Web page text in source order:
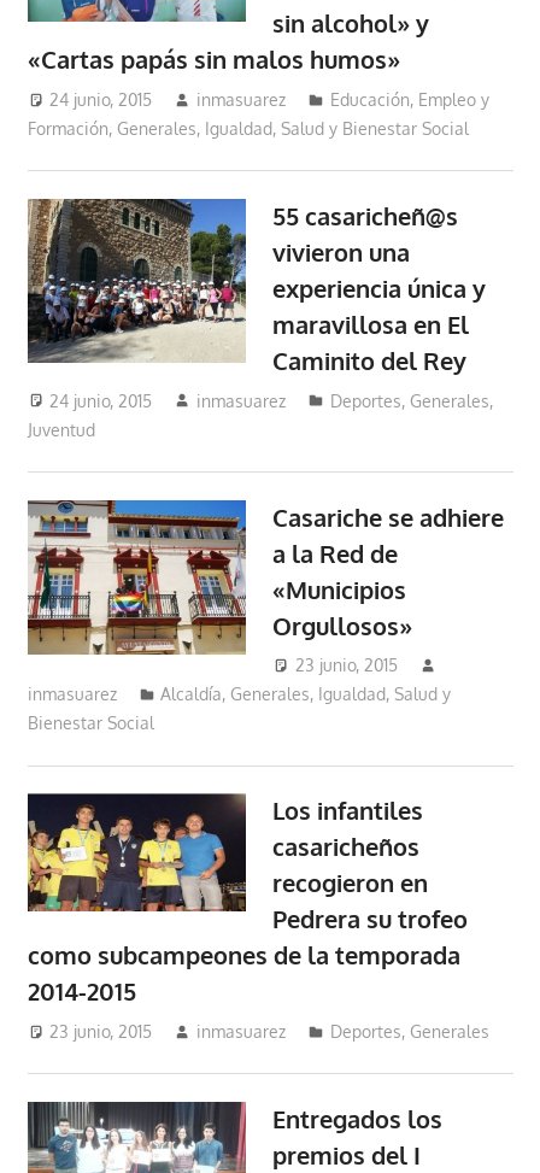
sin alcohol» y
«Cartas papás sin malos humos»
24 junio, 2015 inmasuarez
Educación, Empleo y
Formación, Generales, Igualdad, Salud y Bienestar Social
55 casaricheñ@s
vivieron una
experiencia única y
maravillosa en El
Caminito del Rey
24 junio, 2015 inmasuarez Deportes, Generales,
Juventud
Casariche se adhiere
a la Red de
«Municipios
Orgullosos»
23 junio, 2015
inmasuarez
Alcaldía, Generales, Igualdad, Salud y
Bienestar Social
Los infantiles
casaricheños
recogieron en
Pedrera su trofeo
como subcampeones de la temporada
2014-2015
23 junio, 2015 inmasuarez Deportes, Generales
Entregados los
premios del I